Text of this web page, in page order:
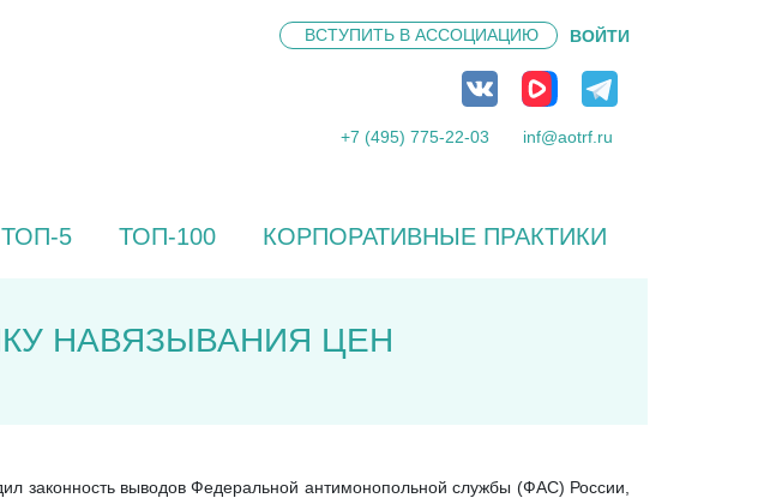
ВСТУПИТЬ В АССОЦИАЦИЮ ВОЙТИ
+7 (495) 775-22-03 inf@aotrf.ru
ТОП-5 ТОП-100 КОРПОРАТИВНЫЕ ПРАКТИКИ
НАВЯЗЫВАНИЯ ЦЕН
законность выводов Федеральной антимонопольной службы (ФАС) России,